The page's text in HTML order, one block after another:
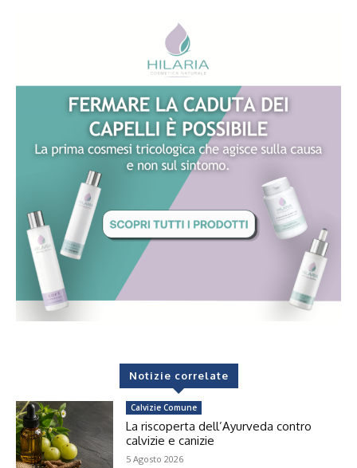
Notizie correlate
Calvizie Comune
La riscoperta dell’Ayurveda contro
calvizie e canizie
5 Agosto 2026